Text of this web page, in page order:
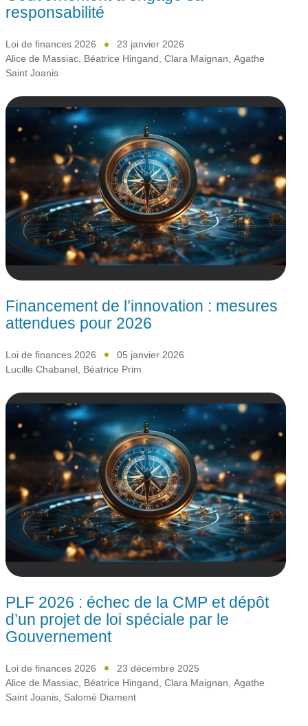
responsabilité
Loi de finances 2026
23 janvier 2026
Alice de Massiac, Béatrice Hingand, Clara Maignan, Agathe
Saint Joanis
Financement de l’innovation : mesures
attendues pour 2026
Loi de finances 2026
05 janvier 2026
Lucille Chabanel, Béatrice Prim
PLF 2026 : échec de la CMP et dépôt
d’un projet de loi spéciale par le
Gouvernement
Loi de finances 2026
23 décembre 2025
Alice de Massiac, Béatrice Hingand, Clara Maignan, Agathe
Saint Joanis, Salomé Diament